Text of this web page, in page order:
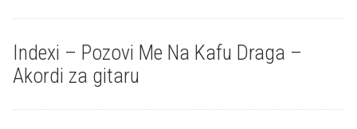
Indexi – Pozovi Me Na Kafu Draga –
Akordi za gitaru